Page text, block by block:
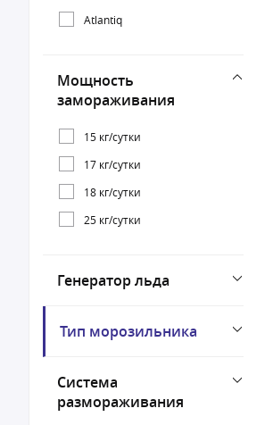
Atlantiq
Мощность
замораживания
15 кг/сутки
17 кг/сутки
18 кг/сутки
25 кг/сутки
Генератор льда
Тип морозильника
Система
размораживания